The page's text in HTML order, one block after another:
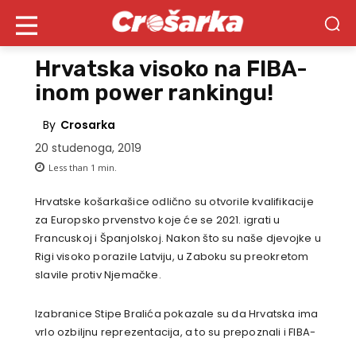
Hrvatska visoko na FIBA-
inom power rankingu!
By Crosarka
20 studenoga, 2019
Less than 1 min.
Hrvatske košarkašice odlično su otvorile kvalifikacije
za Europsko prvenstvo koje će se 2021. igrati u
Francuskoj i Španjolskoj. Nakon što su naše djevojke u
Rigi visoko porazile Latviju, u Zaboku su preokretom
slavile protiv Njemačke.
Izabranice Stipe Bralića pokazale su da Hrvatska ima
vrlo ozbiljnu reprezentacija, a to su prepoznali i FIBA-